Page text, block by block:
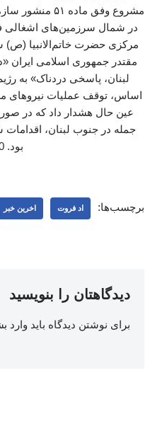
مشروع وفق
در شمال سرزمین‌های اشغالی
مرکزی حضرت خاتم‌الانبیا (ص)
مقتدر جمهوری اسلامی ایران
لبنان، پاسخی دردناک» به
اساس، توقف عملیات نیروهای
عین حال هشدار داد که در
جمله در جنوب لبنان، اقدامات
بود. 310310
برچسب‌ها: اد فروت اخرین خبر
دیدگاهتان را بنویسید
برای نوشتن دیدگاه باید وارد